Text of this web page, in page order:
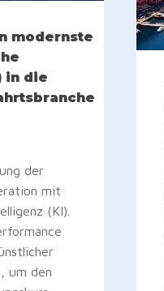
modernste
in die
der
mit
(KI).
um den